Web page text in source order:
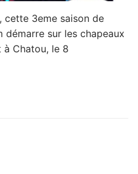
cette 3eme saison de
démarre sur les chapeaux
à Chatou, le 8